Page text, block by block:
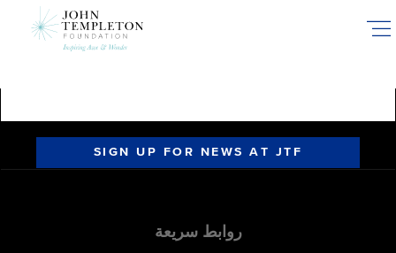
SIGN UP FOR NEWS AT JTF
روابط سريعة